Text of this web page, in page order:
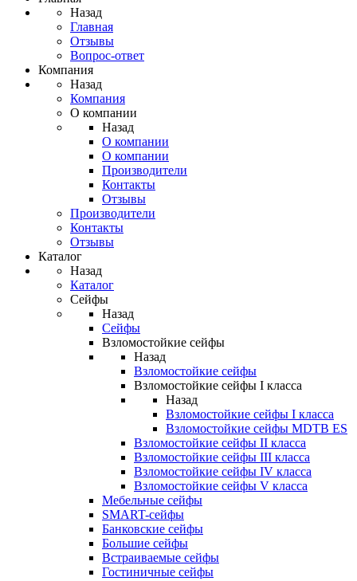
Назад
Главная
Отзывы
Вопрос-ответ
Компания
Назад
Компания
О компании
Назад
О компании
О компании
Производители
Контакты
Отзывы
Производители
Контакты
Отзывы
Каталог
Назад
Каталог
Сейфы
Назад
Сейфы
Взломостойкие сейфы
Назад
Взломостойкие сейфы
Взломостойкие сейфы I класса
Назад
Взломостойкие сейфы I класса
Взломостойкие сейфы MDTB ES
Взломостойкие сейфы II класса
Взломостойкие сейфы III класса
Взломостойкие сейфы IV класса
Взломостойкие сейфы V класса
Мебельные сейфы
SMART-сейфы
Банковские сейфы
Большие сейфы
Встраиваемые сейфы
Гостиничные сейфы